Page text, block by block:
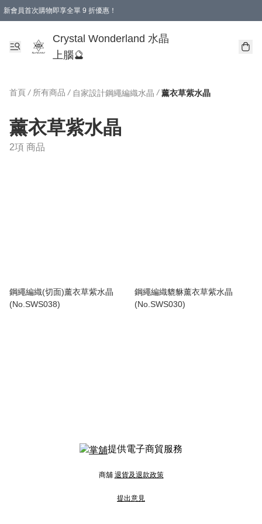
新會員首次購物即享全單 9 折優惠！
Crystal Wonderland 水晶
上腦🔮
首頁 / 所有商品 / 自家設計鋼繩編織水晶 / 薰衣草紫水晶
薰衣草紫水晶
2項 商品
鋼繩編織(切面)薰衣草紫水晶
(No.SWS038)
鋼繩編織貔貅薰衣草紫水晶
(No.SWS030)
提供電子商貿服務
商舖 退貨及退款政策
提出意見